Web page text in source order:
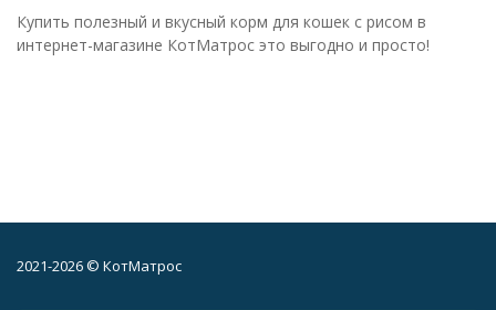
Купить полезный и вкусный корм для кошек с рисом в
интернет-магазине КотМатрос это выгодно и просто!
2021-2026 © КотМатрос